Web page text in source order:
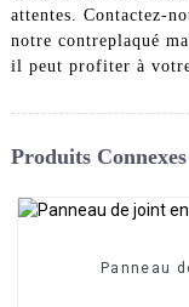
attentes. Contactez-
notre contreplaqué
il peut profiter à
Produits Connexes
Panneau